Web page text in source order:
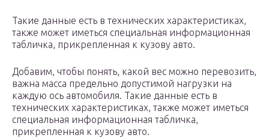
Такие данные есть в технических характеристиках,
также может иметься специальная информационная
табличка, прикрепленная к кузову авто.
Добавим, чтобы понять, какой вес можно перевозить,
важна масса предельно допустимой нагрузки на
каждую ось автомобиля. Такие данные есть в
технических характеристиках, также может иметься
специальная информационная табличка,
прикрепленная к кузову авто.